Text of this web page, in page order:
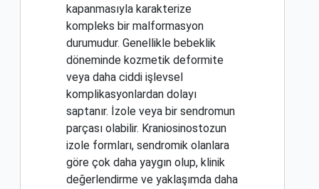
kapanmasıyla karakterize
kompleks bir malformasyon
durumudur. Genellikle bebeklik
döneminde kozmetik deformite
veya daha ciddi işlevsel
komplikasyonlardan dolayı
saptanır. İzole veya bir sendromun
parçası olabilir. Kraniosinostozun
izole formları, sendromik olanlara
göre çok daha yaygın olup, klinik
değerlendirme ve yaklaşımda daha